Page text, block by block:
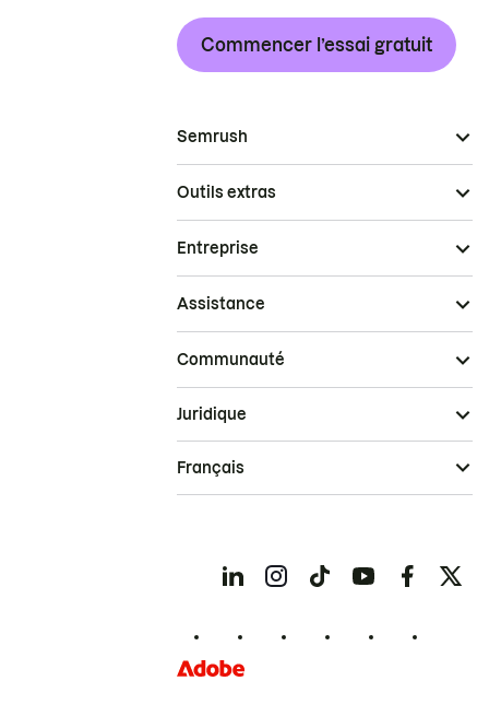
Commencer l’essai gratuit
Semrush
Outils extras
Entreprise
Assistance
Communauté
Juridique
Français